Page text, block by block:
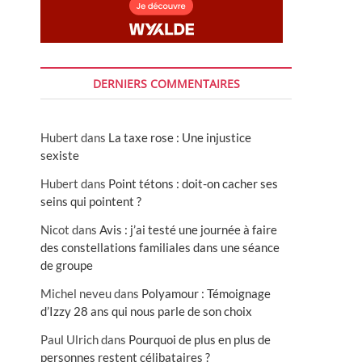
DERNIERS COMMENTAIRES
Hubert dans La taxe rose : Une injustice
sexiste
Hubert dans Point tétons : doit-on cacher ses
seins qui pointent ?
Nicot dans Avis : j’ai testé une journée à faire
des constellations familiales dans une séance
de groupe
Michel neveudans Polyamour : Témoignage
d’Izzy 28 ans qui nous parle de son choix
Paul Ulrichdans Pourquoi de plus en plus de
personnes restent célibataires ?